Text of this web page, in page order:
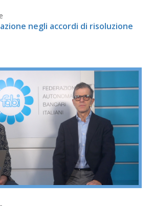
negli accordi di risoluzione